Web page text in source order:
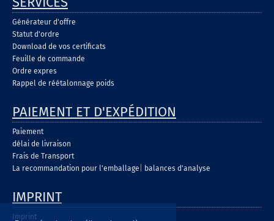
Générateur d'offre
Statut d'ordre
Download de vos certificats
Feuille de commande
Ordre expres
Rappel de réétalonnage poids
PAIEMENT ET D'EXPÉDITION
Paiement
délai de livraison
Frais de Transport
La recommandation pour l'emballage
balances d'analyse
IMPRINT
Imprint